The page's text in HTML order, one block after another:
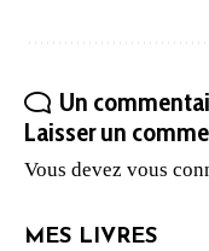
Un
Laisser un
Vous devez vous
MES LIVRES